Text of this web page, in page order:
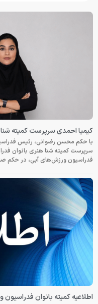
کیمیا احمدی سرپرست کمیته
با حکم محسن رضوانی، رئیس
سرپرست کمیته شنا هنری بانوان
فدراسیون ورزش‌های آبی، در حکم
اطلاعیه کمیته بانوان